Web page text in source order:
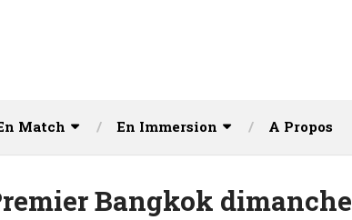
Match En Immersion A Propos
Bangkok dimanche